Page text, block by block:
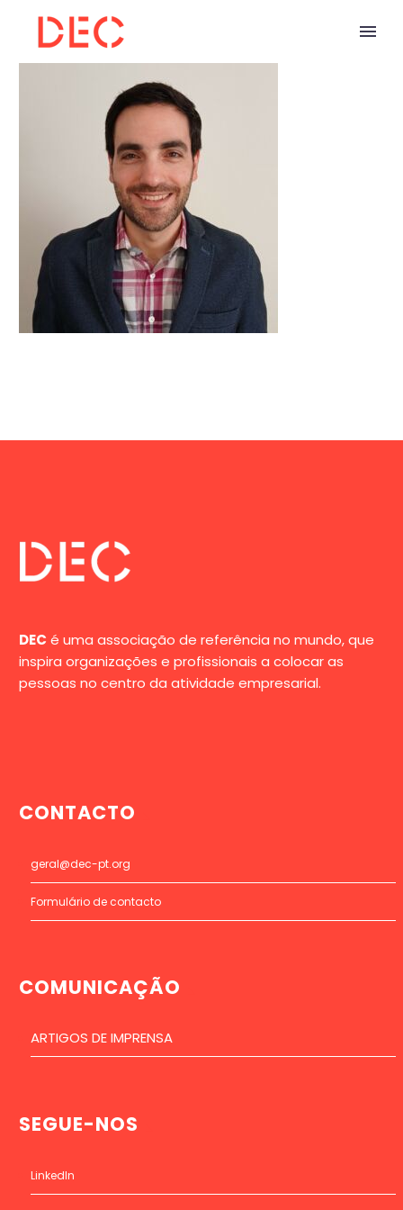
DEC é uma associação de referência no mundo, que
inspira organizações e profissionais a colocar as
pessoas no centro da atividade empresarial.
CONTACTO
geral@dec-pt.org
Formulário de contacto
COMUNICAÇÃO
ARTIGOS DE IMPRENSA
SEGUE-NOS
LinkedIn